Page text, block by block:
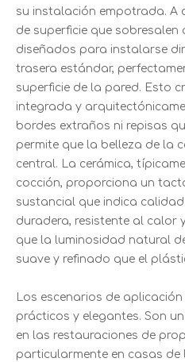
su instalación empotrada. A
de superficie que
diseñados para instalarse
trasera estándar,
superficie de la pared. Esto
integrada y
bordes extraños ni repisas
permite que la belleza de la
central. La cerámica,
cocción, proporciona un
sustancial que indica
duradera, resistente al calor
que la luminosidad natural
suave y refinado que el
Los escenarios de
prácticos y elegantes. Son
en las restauraciones de
particularmente en casas de